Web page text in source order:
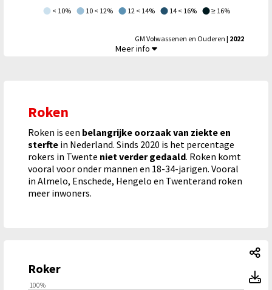
< 10% 10 < 12% 12 < 14% 14 < 16% ≥ 16%
GM Volwassenen en Ouderen | 2022
Zware drinker,
Meer info
Roken
Roken is een belangrijke oorzaak van ziekte en
sterfte in Nederland. Sinds 2020 is het percentage
rokers in Twente niet verder gedaald. Roken komt
vooral voor onder mannen en 18-34-jarigen. Vooral
in Almelo, Enschede, Hengelo en Twenterand roken
meer inwoners.
Roker
100%